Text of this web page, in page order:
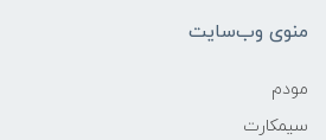
منوی وب‌سایت
مودم
سیمکارت